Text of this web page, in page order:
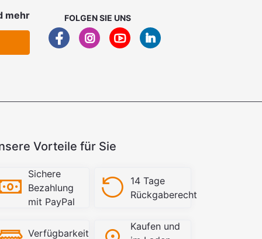
mehr FOLGEN SIE UNS
Vorteile für Sie
Sichere
Bezahlung
mit PayPal
14 Tage
Rückgaberecht
Verfügbarkeit
Kaufen und